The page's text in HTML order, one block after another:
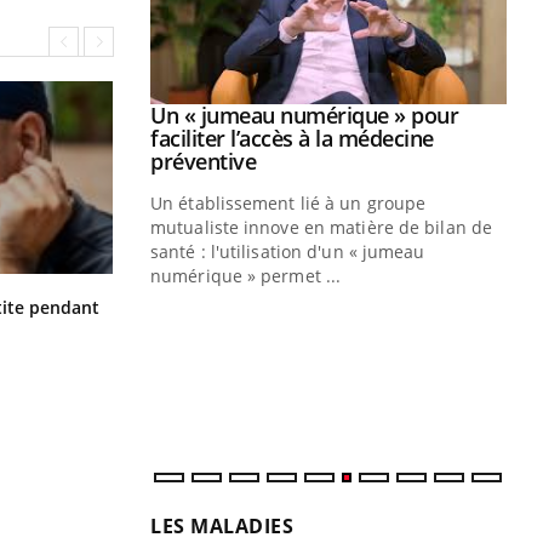
pendant
Youtube
pour de
de
questions, de
Youtube
Un « jumeau numérique » pour
faciliter l’accès à la médecine
préventiveYoutube
Un établissement lié à un groupe
mutualiste innove en matière de bilan de
santé : l'utilisation d'un « jumeau
numérique » permet ...
LES MALADIES